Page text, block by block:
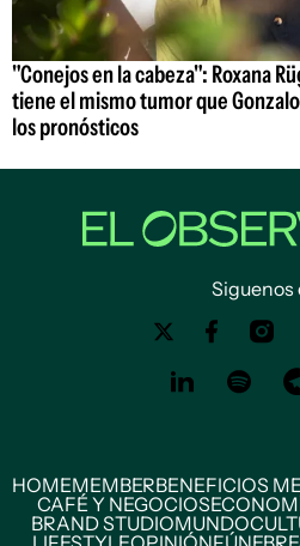
"Conejos en la cabeza": Roxana
tiene el mismo tumor que
los pronósticos
Siguenos
HOMEMEMBERBENEFICIOS
CAFÉ Y NEGOCIOS
BRAND STUDIOMUNDO